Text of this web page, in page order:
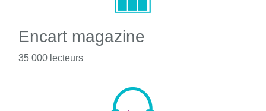
Encart magazine
35 000 lecteurs